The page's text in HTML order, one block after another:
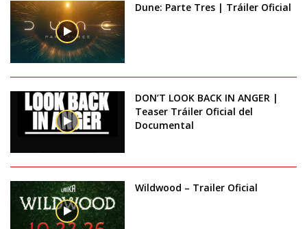
Dune: Parte Tres | Tráiler Oficial
DON’T LOOK BACK IN ANGER |
Teaser Tráiler Oficial del
Documental
Wildwood – Trailer Oficial